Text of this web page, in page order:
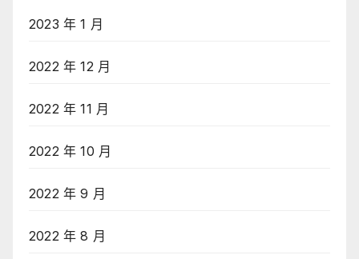
2023 年 1 月
2022 年 12 月
2022 年 11 月
2022 年 10 月
2022 年 9 月
2022 年 8 月